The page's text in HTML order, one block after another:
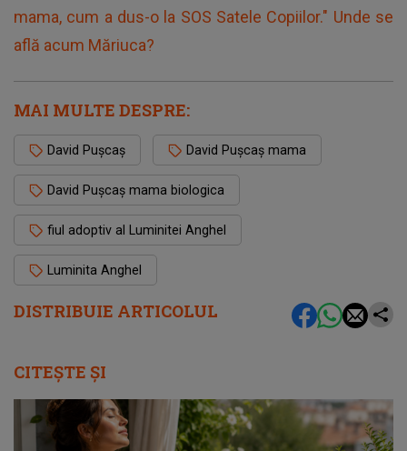
DISTRIBUIE ARTICOLUL
mama, cum a dus-o la SOS Satele Copiilor." Unde se
află acum Măriuca?
MAI MULTE DESPRE:
David Pușcaș David Pușcaș mama
David Pușcaș mama biologica
fiul adoptiv al Luminitei Anghel
Luminita Anghel
CITEȘTE ȘI